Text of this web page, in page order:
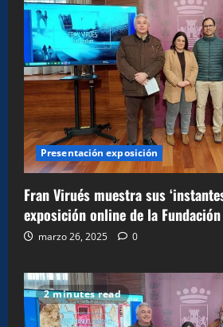
Presentación exposición
Fran Virués muestra sus
exposición online de la
marzo 26, 2025 0
2 minutes read